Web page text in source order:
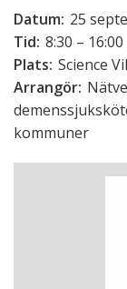
Datum: 25
Tid: 8:30 – 16:00
Plats: Science
Arrangör:
kommuner